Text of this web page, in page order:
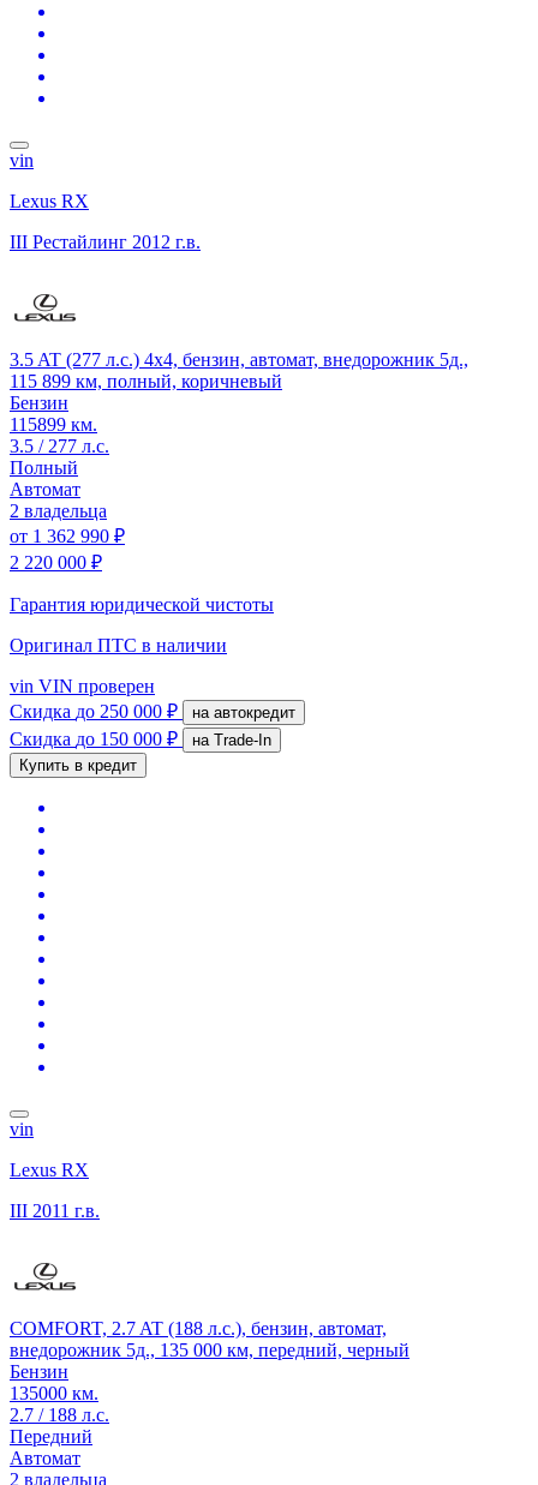
vin
Lexus RX
III Рестайлинг 2012 г.в.
3.5 AT (277 л.с.) 4x4, бензин, автомат, внедорожник 5д.,
115 899 км, полный, коричневый
Бензин
115899 км.
3.5 / 277 л.с.
Полный
Автомат
2 владельца
от 1 362 990 ₽
2 220 000 ₽
Гарантия юридической чистоты
Оригинал ПТС в наличии
vin VIN проверен
Скидка до 250 000 ₽ на автокредит
Скидка до 150 000 ₽
на Trade-In
Купить в кредит
vin
Lexus RX
III 2011 г.в.
COMFORT, 2.7 AT (188 л.с.), бензин, автомат,
внедорожник 5д., 135 000 км, передний, черный
Бензин
135000 км.
2.7 / 188 л.с.
Передний
Автомат
2 владельца